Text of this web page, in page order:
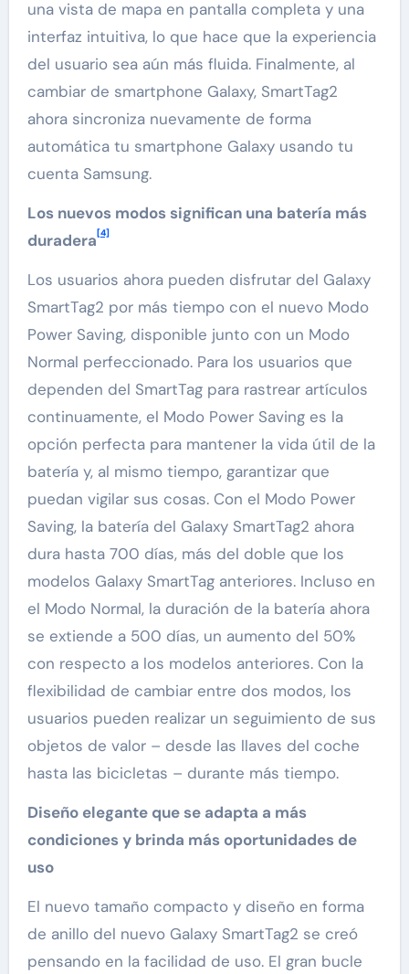
una vista de mapa en pantalla completa y una
interfaz intuitiva, lo que hace que la experiencia
del usuario sea aún más fluida. Finalmente, al
cambiar de smartphone Galaxy, SmartTag2
ahora sincroniza nuevamente de forma
automática tu smartphone Galaxy usando tu
cuenta Samsung.
Los nuevos modos significan una batería más
duradera [4]
Los usuarios ahora pueden disfrutar del Galaxy
SmartTag2 por más tiempo con el nuevo Modo
Power Saving, disponible junto con un Modo
Normal perfeccionado. Para los usuarios que
dependen del SmartTag para rastrear artículos
continuamente, el Modo Power Saving es la
opción perfecta para mantener la vida útil de la
batería y, al mismo tiempo, garantizar que
puedan vigilar sus cosas. Con el Modo Power
Saving, la batería del Galaxy SmartTag2 ahora
dura hasta 700 días, más del doble que los
modelos Galaxy SmartTag anteriores. Incluso en
el Modo Normal, la duración de la batería ahora
se extiende a 500 días, un aumento del 50%
con respecto a los modelos anteriores. Con la
flexibilidad de cambiar entre dos modos, los
usuarios pueden realizar un seguimiento de sus
objetos de valor – desde las llaves del coche
hasta las bicicletas – durante más tiempo.
Diseño elegante que se adapta a más
condiciones y brinda más oportunidades de
uso
El nuevo tamaño compacto y diseño en forma
de anillo del nuevo Galaxy SmartTag2 se creó
pensando en la facilidad de uso. El gran bucle